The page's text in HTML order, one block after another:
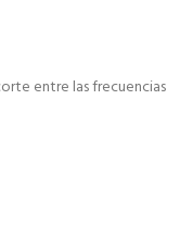
entre las frecuencias